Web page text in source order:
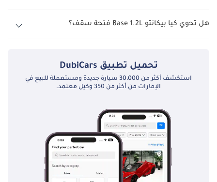
نظام الدفع في كيا بيكانتو Front Wheel Drive Base 1.2L.
هل تحوي كيا بيكانتو Base 1.2L فتحة سقف؟
نعم توفر كيا بيكانتو Base 1.2L فتحة السقف كخيار.
تحميل تطبيق DubiCars
استكشف أكثر من 30،000 سيارة جديدة ومستعملة للبيع في
الإمارات من أكثر من 350 وكيل معتمد.